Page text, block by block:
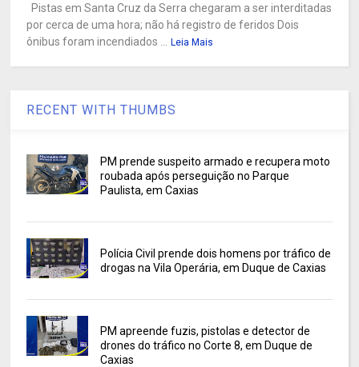
Pistas em Santa Cruz da Serra chegaram a ser interditadas
por cerca de uma hora; não há registro de feridos Dois
ônibus foram incendiados ...
Leia Mais
RECENT WITH THUMBS
PM prende suspeito armado e recupera moto
roubada após perseguição no Parque
Paulista, em Caxias
Polícia Civil prende dois homens por tráfico de
drogas na Vila Operária, em Duque de Caxias
PM apreende fuzis, pistolas e detector de
drones do tráfico no Corte 8, em Duque de
Caxias